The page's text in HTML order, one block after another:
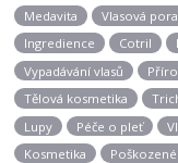
Medavita
Vlasová
Ingredience
Cotril
Vypadávání vlasů
Tělová kosmetika
Lupy
Péče o pleť
Kosmetika